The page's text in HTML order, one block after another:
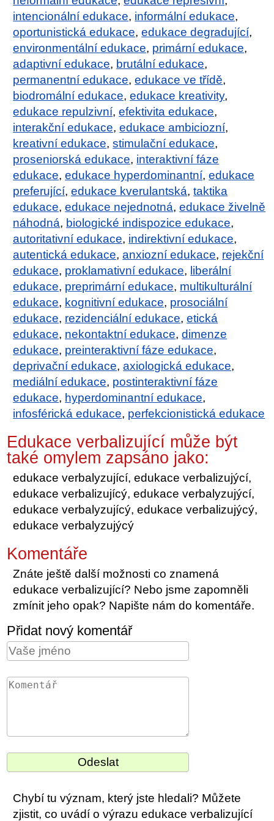
intencionální edukace, informální edukace,
oportunistická edukace,edukace degradující,
environmentální edukace, primární edukace,
adaptivní edukace, brutální edukace,
permanentní edukace,edukace ve třídě,
biodromální edukace,edukace kreativity,
edukace repulzivní,efektivita edukace,
interakční edukace,edukace ambiciozní,
kreativní edukace,stimulační edukace,
proseniorská edukace, interaktivní fáze
edukace,edukace hyperdominantní,edukace
preferující,edukace kverulantská,taktika
edukace,edukace nejednotná,edukace živelně
náhodná, biologické indispozice edukace,
autoritativní edukace, indirektivní edukace,
autentická edukace,anxiozní edukace, rejekční
edukace, proklamativní edukace, liberální
edukace, preprimární edukace, multikulturální
edukace, kognitivní edukace, prosociální
edukace, rezidenciální edukace,etická
edukace, nekontaktní edukace,dimenze
edukace, preinteraktivní fáze edukace,
deprivační edukace,axiologická edukace,
mediální edukace, postinteraktivní fáze
edukace, hyperdominantní edukace,
infosférická edukace, perfekcionistická edukace
Edukace verbalizující může být
také omylem zapsáno jako:
edukace verbalyzující, edukace verbalizujýcí,
edukace verbalizujícý, edukace verbalyzujýcí,
edukace verbalyzujícý, edukace verbalizujýcý,
edukace verbalyzujýcý
Komentáře
Znáte ještě další možnosti co znamená
edukace verbalizující? Nebo jsme zapomněli
zmínit jeho opak? Napište nám do komentáře.
Přidat nový komentář
Chybí tu význam, který jste hledali? Můžete
zjistit, co uvádí o výrazu edukace verbalizující